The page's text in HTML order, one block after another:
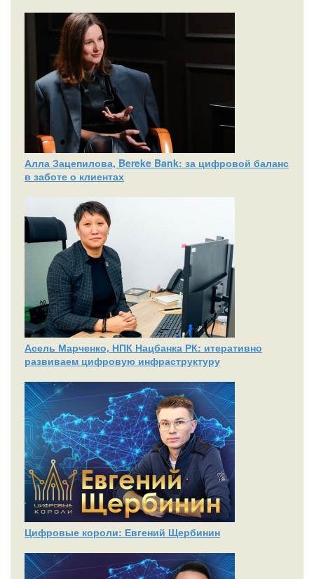
Алла Зацепилова, Bereke Bank: за цифровой баланс
в заботе о клиентах
Асель Марченко, НПК Нацбанка РК: итеративно
развиваем цифровую инфраструктуру
Цифровые короли: Евгений Щербинин